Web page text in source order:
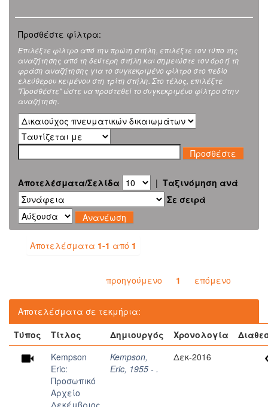
Προσθέστε φίλτρα:
Επιλέξτε φίλτρο από την πρώτη στήλη, επιλέξτε τον τύπο της
αναζήτησης από τη δεύτερη στήλη και σημειώστε τον όρο ή τη
φράση αναζήτησης για το συγκεκριμένο φίλτρο στο πεδίο
ελεύθερου κειμένου στη τρίτη στήλη. Στο τέλος, επιλέξτε
"Προσθέστε" ώστε να προστεθεί το συγκεκριμένο φίλτρο στην
αναζήτηση.
Αποτελέσματα/Σελίδα | Ταξινόμηση ανά
Σε σειρά
Αποτελέσματα 1-1 από 1
προηγούμενο 1 επόμενο
Αποτελέσματα σε τεκμήρια:
Τύπος
Τίτλος Δημιουργός Χρονολογία
Kempson
Eric:
Προσωπικό
Αρχείο
Kempson,
Eric, 1955 - .
Δεκ-2016